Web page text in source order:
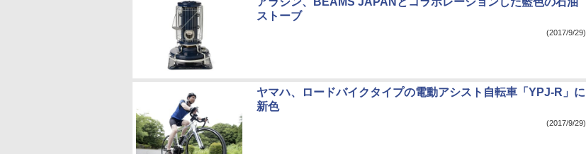
ストーブ
(2017/9/29)
ヤマハ、ロードバイクタイプの電動アシスト自転車「YPJ-R」に
新色
(2017/9/29)